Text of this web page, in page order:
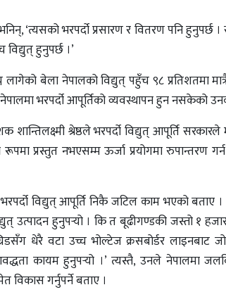
‘त्यसको भरपर्दो प्रसारण र वितरण पनि हुनुपर्छ
हुनुपर्छ ।’
बेला नेपालको विद्युत् पहुँच ९८ प्रतिशतमा
भरपर्दो आपूर्तिको व्यवस्थापन हुन नसकेको
शान्तिलक्ष्मी श्रेष्ठले भरपर्दो विद्युत् आपूर्ति सरकारले
प्रस्तुत नभएसम्म ऊर्जा प्रयोगमा रुपान्तरण
भरपर्दो विद्युत् आपूर्ति निकै जटिल काम भएको बताए
उत्पादन हुनुपर्‍यो । कि त बूढीगण्डकी जस्तो १
धेरै वटा उच्च भोल्टेज क्रसबोर्डर लाइनबाट
कायम हुनुपर्‍यो ।’ त्यस्तै, उनले नेपालमा
विकास गर्नुपर्ने बताए ।